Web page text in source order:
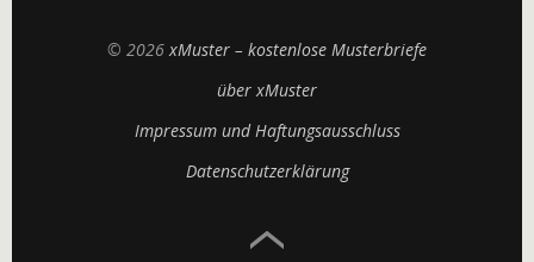
© 2026xMuster – kostenlose Musterbriefe
über xMuster
Impressum und Haftungsausschluss
Datenschutzerklärung